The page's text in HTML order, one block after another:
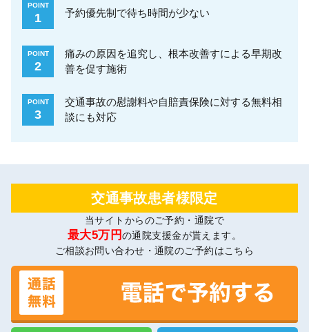
POINT
1 予約優先制で待ち時間が少ない
POINT
2
痛みの原因を追究し、根本改善すによる早期改
善を促す施術
POINT
3
交通事故の慰謝料や自賠責保険に対する無料相
談にも対応
交通事故患者様限定
当サイトからのご予約・通院で
最大5万円の通院支援金が貰えます。
ご相談お問い合わせ・通院のご予約はこちら